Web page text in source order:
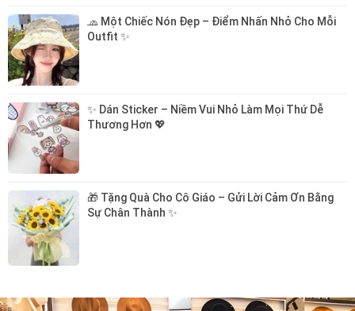
🧢 Một Chiếc Nón Đẹp – Điểm Nhấn Nhỏ Cho Mỗi
Outfit ✨
✨ Dán Sticker – Niềm Vui Nhỏ Làm Mọi Thứ Dễ
Thương Hơn 💖
🎁 Tặng Quà Cho Cô Giáo – Gửi Lời Cảm Ơn Bằng
Sự Chân Thành ✨